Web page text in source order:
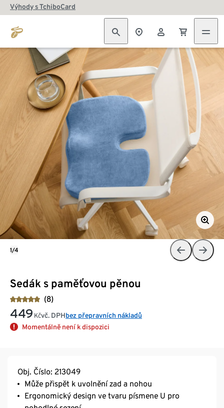
Výhody s TchiboCard
Sedák s paměťovou pěnou
(8)
449 Kčvč. DPHbez přepravních nákladů
Momentálně není k dispozici
1/4
Obj. Číslo: 213049
Může přispět k uvolnění zad a nohou
Ergonomický design ve tvaru písmene U pro